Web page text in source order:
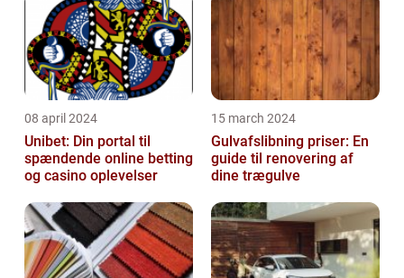
08 april 2024
Unibet: Din portal til
spændende online betting
og casino oplevelser
15 march 2024
Gulvafslibning priser: En
guide til renovering af
dine trægulve